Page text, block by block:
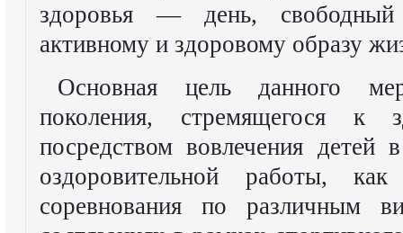
здоровья — день,
активному и здоровому образу
Основная цель данного
поколения, стремящегося к
посредством вовлечения детей
оздоровительной работы,
соревнования по различным